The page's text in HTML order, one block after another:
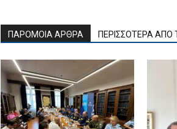
ΠΑΡΟΜΟΙΑ ΑΡΘΡΑ ΠΕΡΙΣΣΟΤΕΡΑ ΑΠΟ